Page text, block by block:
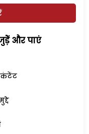
और पाएं
कंटेंट